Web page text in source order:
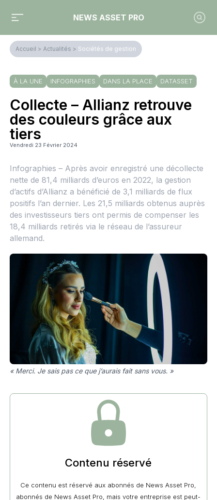
NEWS ASSET PRO
Accueil > Actualités > Sociétés de gestion
À LA UNE INFOGRAPHIES DANS LA PLACE DATASSET
Collecte – Allianz retrouve
des couleurs grâce aux
tiers
Vendredi 23 Février 2024
Infographies – Après avoir enregistré une décollecte
nette de 81,4 milliards d’euros en 2022, la gestion
d’actifs d’Allianz a bénéficié de 3,1 milliards de flux
positifs l’an dernier. Les 21,5 milliards obtenus auprès
des investisseurs tiers ont permis de compenser les
18,4 milliards retirés via le réseau de l’assureur
allemand.
« Merci. Je sais pas ce que j’aurais fait sans vous. »
Contenu réservé
Ce contenu est réservé aux abonnés de News Asset Pro,
abonnés de News Asset Pro, mais votre entreprise est peut-